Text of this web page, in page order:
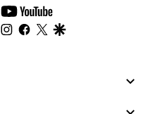
youtube-
footer
instagram
facebook
twitter